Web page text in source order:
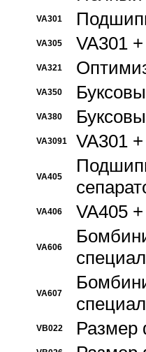
VA301
VA305 VA301
VA321
VA350
VA380
VA3091 VA301
VA405
VA406 VA405
VA606
VA607
VB022 Размер